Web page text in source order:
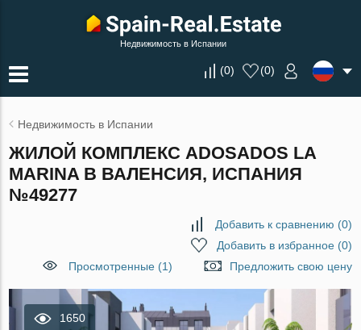
Недвижимость в Испании
(0) (0)
Недвижимость в Испании
ЖИЛОЙ КОМПЛЕКС ADOSADOS LA
MARINA В ВАЛЕНСИЯ, ИСПАНИЯ
№49277
Добавить к сравнению (0)
Добавить в избранное(0)
Просмотренные (1)
Предложить свою цену
1650